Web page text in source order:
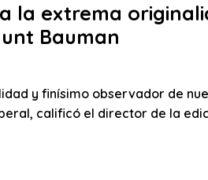
la extrema
Bauman
y finísimo observador de
calificó el director de la